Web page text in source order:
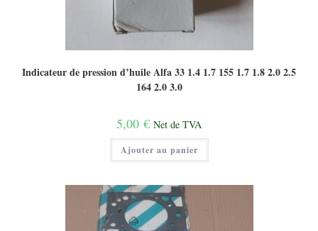
Indicateur de pression d’huile Alfa 33 1.4 1.7 155 1.7 1.8 2.0 2.5
164 2.0 3.0
5,00 € Net de TVA
Ajouter au panier